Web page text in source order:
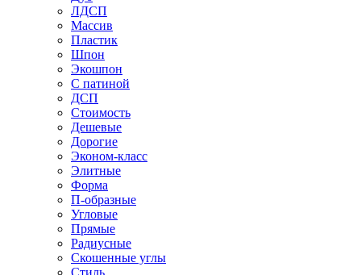
ЛДСП
Массив
Пластик
Шпон
Экошпон
С патиной
ДСП
Стоимость
Дешевые
Дорогие
Эконом-класс
Элитные
Форма
П-образные
Угловые
Прямые
Радиусные
Скошенные углы
Стиль